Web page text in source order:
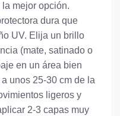
mejor opción.
dura que
UV. Elija un brillo
(mate, satinado o
en un área bien
unos 25-30 cm de la
ligeros y
2-3 capas muy